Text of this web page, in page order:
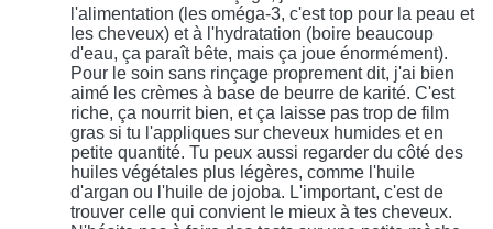
l'alimentation (les oméga-3, c'est top pour la peau et
les cheveux) et à l'hydratation (boire beaucoup
d'eau, ça paraît bête, mais ça joue énormément).
Pour le soin sans rinçage proprement dit, j'ai bien
aimé les crèmes à base de beurre de karité. C'est
riche, ça nourrit bien, et ça laisse pas trop de film
gras si tu l'appliques sur cheveux humides et en
petite quantité. Tu peux aussi regarder du côté des
huiles végétales plus légères, comme l'huile
d'argan ou l'huile de jojoba. L'important, c'est de
trouver celle qui convient le mieux à tes cheveux.